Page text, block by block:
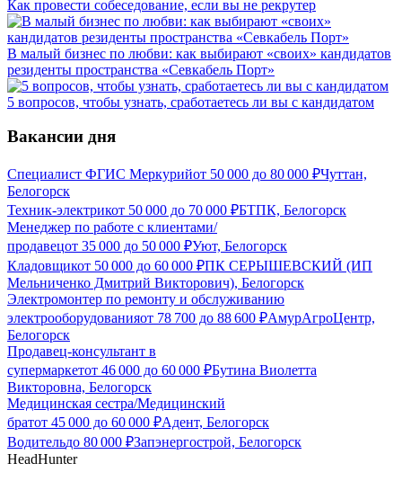
Как провести собеседование, если вы не рекрутер
В малый бизнес по любви: как выбирают «своих» кандидатов
резиденты пространства «Севкабель Порт»
5 вопросов, чтобы узнать, сработаетесь ли вы с кандидатом
Вакансии дня
Специалист ФГИС Меркурийот 50 000 до 80 000 ₽Чуттан,
Белогорск
Техник-электрикот 50 000 до 70 000 ₽БТПК, Белогорск
Менеджер по работе с клиентами/
продавецот 35 000 до 50 000 ₽Уют, Белогорск
Кладовщикот 50 000 до 60 000 ₽ПК СЕРЫШЕВСКИЙ (ИП
Мельниченко Дмитрий Викторович), Белогорск
Электромонтер по ремонту и обслуживанию
электрооборудованияот 78 700 до 88 600 ₽АмурАгроЦентр,
Белогорск
Продавец-консультант в
супермаркетот 46 000 до 60 000 ₽Бутина Виолетта
Викторовна, Белогорск
Медицинская сестра/Медицинский
братот 45 000 до 60 000 ₽Адент, Белогорск
Водительдо 80 000 ₽Запэнергострой, Белогорск
HeadHunter